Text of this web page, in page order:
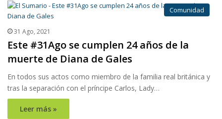
Comunidad
31 Ago, 2021
Este #31Ago se cumplen 24 años de la
muerte de Diana de Gales
En todos sus actos como miembro de la familia real británica y
tras la separación con el príncipe Carlos, Lady…
Leer más »